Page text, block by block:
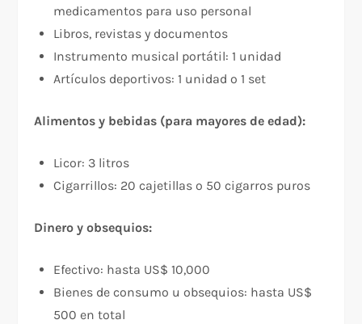
medicamentos para uso personal
Libros, revistas y documentos
Instrumento musical portátil: 1 unidad
Artículos deportivos: 1 unidad o 1 set
Alimentos y bebidas (para mayores de edad):
Licor: 3 litros
Cigarrillos: 20 cajetillas o 50 cigarros puros
Dinero y obsequios:
Efectivo: hasta US$ 10,000
Bienes de consumo u obsequios: hasta US$
500 en total